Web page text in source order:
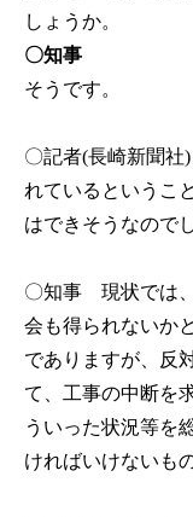
しょうか。
〇知事
そうです。
〇記者(長崎新聞社)
れているというこ
はできそうなので
〇知事 現状では
会も得られないか
でありますが、反
て、工事の中断を
ういった状況等を
ければいけないも